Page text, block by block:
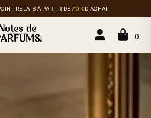
RELAIS À PARTIR DE 70 €D'ACHAT
0